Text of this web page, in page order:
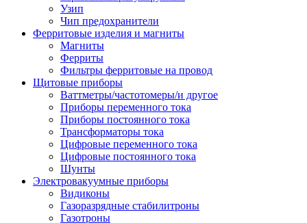
Узип
Чип предохранители
Ферритовые изделия и магниты
Магниты
Ферриты
Фильтры ферритовые на провод
Щитовые приборы
Ваттметры/частотомеры/и другое
Приборы переменного тока
Приборы постоянного тока
Трансформаторы тока
Цифровые переменного тока
Цифровые постоянного тока
Шунты
Электровакуумные приборы
Видиконы
Газоразрядные стабилитроны
Газотроны